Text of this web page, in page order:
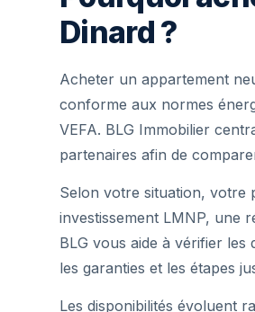
Dinard ?
Acheter un appartement
conforme aux normes
VEFA. BLG Immobilier
partenaires afin de
Selon votre situation, votre
investissement LMNP, une
BLG vous aide à vérifier
les garanties et les étapes
Les disponibilités évoluent